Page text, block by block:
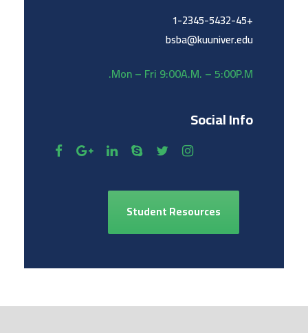
+1-2345-5432-45
bsba@kuuniver.edu
Mon – Fri 9:00A.M. – 5:00P.M.
Social Info
Student Resources